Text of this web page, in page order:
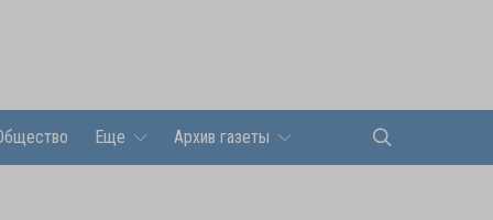
Еще Архив газеты